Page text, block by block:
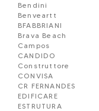
Bendini
Benveartt
BFABBRIANI
Brava Beach
Campos
CANDIDO
Construttore
CONVISA
CR FERNANDES
EDIFICARE
ESTRUTURA